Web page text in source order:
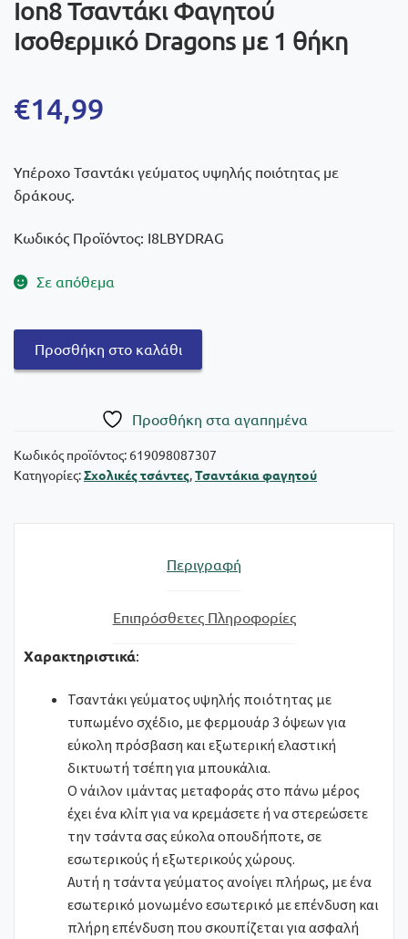
Ion8 Τσαντάκι Φαγητού
Ισοθερμικό Dragons με 1 θήκη
€14,99
Υπέροχο Τσαντάκι γεύματος υψηλής ποιότητας με
δράκους.
Κωδικός Προϊόντος: I8LBYDRAG
Σε απόθεμα
Τσαντάκι
με
1
Προσθήκη στο καλάθι
Πρoσθήκη στα αγαπημένα
Κωδικός προϊόντος: 619098087307
Κατηγορίες:Σχολικές τσάντες,Τσαντάκια φαγητού
Περιγραφή
Επιπρόσθετες Πληροφορίες
Χαρακτηριστικά:
Τσαντάκι γεύματος υψηλής ποιότητας με
τυπωμένο σχέδιο, με φερμουάρ 3 όψεων για
εύκολη πρόσβαση και εξωτερική ελαστική
δικτυωτή τσέπη για μπουκάλια.
Ο νάιλον ιμάντας μεταφοράς στο πάνω μέρος
έχει ένα κλίπ για να κρεμάσετε ή να στερεώσετε
την τσάντα σας εύκολα οπουδήποτε, σε
εσωτερικούς ή εξωτερικούς χώρους.
Αυτή η τσάντα γεύματος ανοίγει πλήρως, με ένα
εσωτερικό μονωμένο εσωτερικό με επένδυση και
πλήρη επένδυση που σκουπίζεται για ασφαλή